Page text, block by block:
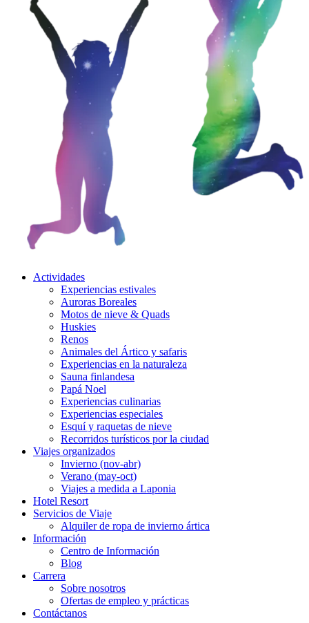
Actividades
Experiencias estivales
Auroras Boreales
Motos de nieve & Quads
Huskies
Renos
Animales del Ártico y safaris
Experiencias en la naturaleza
Sauna finlandesa
Papá Noel
Experiencias culinarias
Experiencias especiales
Esquí y raquetas de nieve
Recorridos turísticos por la ciudad
Viajes organizados
Invierno (nov-abr)
Verano (may-oct)
Viajes a medida a Laponia
Hotel Resort
Servicios de Viaje
Alquiler de ropa de invierno ártica
Información
Centro de Información
Blog
Carrera
Sobre nosotros
Ofertas de empleo y prácticas
Contáctanos